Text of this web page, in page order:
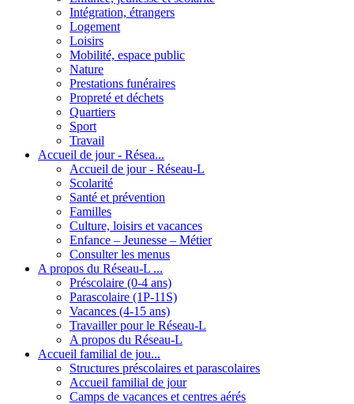
Intégration, étrangers
Logement
Loisirs
Mobilité, espace public
Nature
Prestations funéraires
Propreté et déchets
Quartiers
Sport
Travail
Accueil de jour - Résea...
Accueil de jour - Réseau-L
Scolarité
Santé et prévention
Familles
Culture, loisirs et vacances
Enfance – Jeunesse – Métier
Consulter les menus
A propos du Réseau-L ...
Préscolaire (0-4 ans)
Parascolaire (1P-11S)
Vacances (4-15 ans)
Travailler pour le Réseau-L
A propos du Réseau-L
Accueil familial de jou...
Structures préscolaires et parascolaires
Accueil familial de jour
Camps de vacances et centres aérés